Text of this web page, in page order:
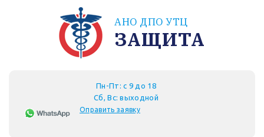
АНО ДПО УТЦ
ЗАЩИТА
Пн-Пт: с 9 до 18
Сб, Вс: выходной
Оправить заявку